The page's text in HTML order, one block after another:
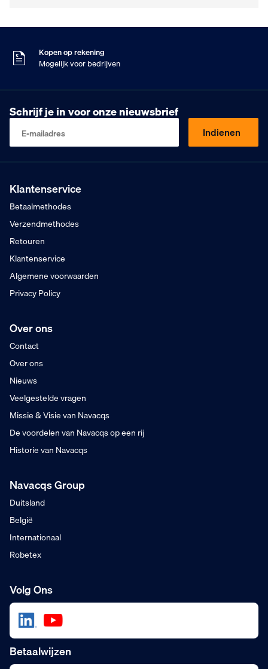
9
Klanten geven ons
Kopen op rekening
Mogelijk voor bedrijven
Morgen in huis
,5
Op basis van 453 beoordelingen
Kopen op rekening
Vanaf €75,- excl. BTW
Voor 16:00 besteld
Morgen in huis
Schrijf je in voor onze nieuwsbrief
E-mailadres Indienen
Klantenservice
Betaalmethodes
Verzendmethodes
Retouren
Klantenservice
Algemene voorwaarden
Privacy Policy
Over ons
Contact
Over ons
Nieuws
Veelgestelde vragen
Missie & Visie van Navacqs
De voordelen van Navacqs op een rij
Historie van Navacqs
Navacqs Group
Duitsland
België
Internationaal
Robetex
Volg Ons
Betaalwijzen